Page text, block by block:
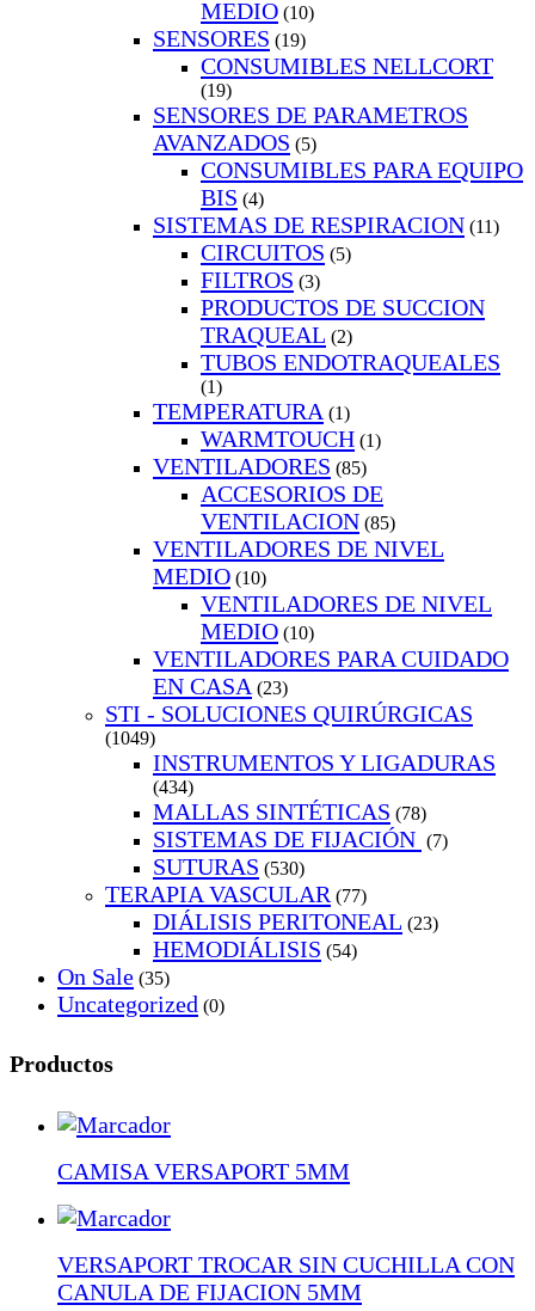
MEDIO (10)
SENSORES (19)
CONSUMIBLES NELLCORT
(19)
SENSORES DE PARAMETROS
AVANZADOS (5)
CONSUMIBLES PARA EQUIPO
BIS (4)
SISTEMAS DE RESPIRACION (11)
CIRCUITOS (5)
FILTROS (3)
PRODUCTOS DE SUCCION
TRAQUEAL (2)
TUBOS ENDOTRAQUEALES
(1)
TEMPERATURA (1)
WARMTOUCH (1)
VENTILADORES (85)
ACCESORIOS DE
VENTILACION (85)
VENTILADORES DE NIVEL
MEDIO (10)
VENTILADORES DE NIVEL
MEDIO (10)
VENTILADORES PARA CUIDADO
EN CASA (23)
STI - SOLUCIONES QUIRÚRGICAS
(1049)
INSTRUMENTOS Y LIGADURAS
(434)
MALLAS SINTÉTICAS (78)
SISTEMAS DE FIJACIÓN (7)
SUTURAS (530)
TERAPIA VASCULAR (77)
DIÁLISIS PERITONEAL (23)
HEMODIÁLISIS (54)
On Sale (35)
Uncategorized (0)
Productos
CAMISA VERSAPORT 5MM
VERSAPORT TROCAR SIN CUCHILLA CON
CANULA DE FIJACION 5MM